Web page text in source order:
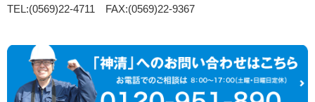
TEL:(0569)22-4711 FAX:(0569)22-9367